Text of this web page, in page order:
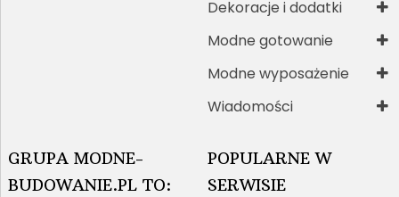
Dekoracje i dodatki
Modne gotowanie
Modne wyposażenie
Wiadomości
GRUPA MODNE-
BUDOWANIE.PL TO:
POPULARNE W
SERWISIE